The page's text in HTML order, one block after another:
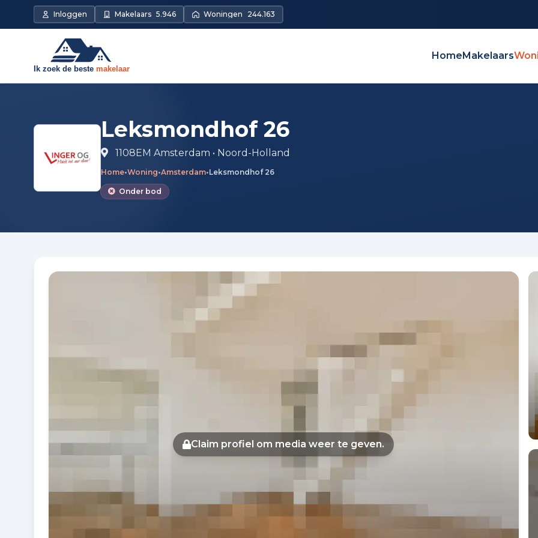
Direct naar de inhoud
Inloggen Makelaars 5.946 Woningen 244.163
HomeMakelaars
Leksmondhof 26
1108EM Amsterdam • Noord-Holland
Home•Woning•Amsterdam•Leksmondhof 26
Onder bod
Fotogalerij
Claim profiel om media weer te geven.